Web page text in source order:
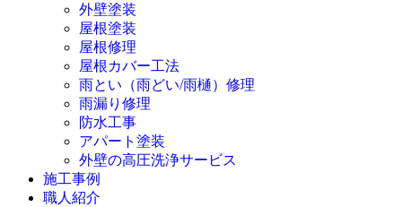
外壁塗装
屋根塗装
屋根修理
屋根カバー工法
雨とい（雨どい/雨樋）修理
雨漏り修理
防水工事
アパート塗装
外壁の高圧洗浄サービス
施工事例
職人紹介